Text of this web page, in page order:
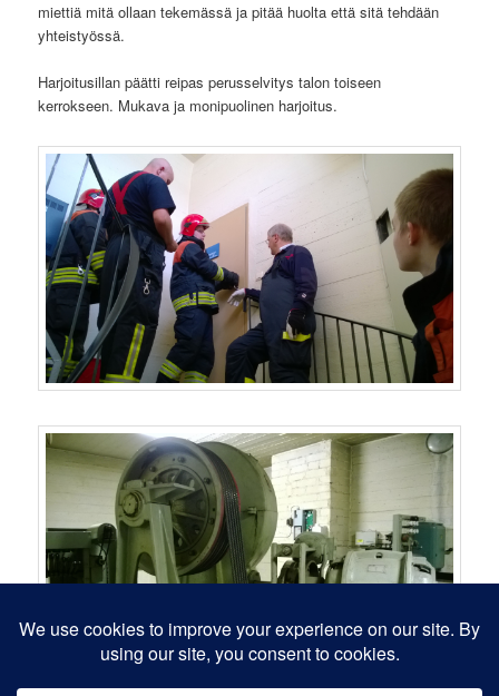
miettiä mitä ollaan tekemässä ja pitää huolta että sitä tehdään
yhteistyössä.
Harjoitusillan päätti reipas perusselvitys talon toiseen
kerrokseen. Mukava ja monipuolinen harjoitus.